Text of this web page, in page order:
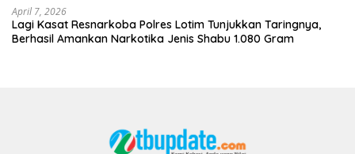
April 7, 2026
Lagi Kasat Resnarkoba Polres Lotim Tunjukkan Taringnya,
Berhasil Amankan Narkotika Jenis Shabu 1.080 Gram